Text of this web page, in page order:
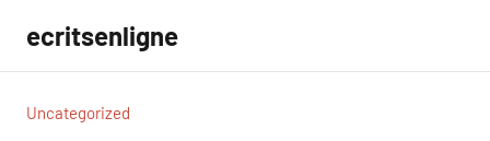
contenu
ecritsenligne
Uncategorized